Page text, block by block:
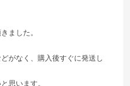
ました。
がなく、購入後すぐに発送し
思います。